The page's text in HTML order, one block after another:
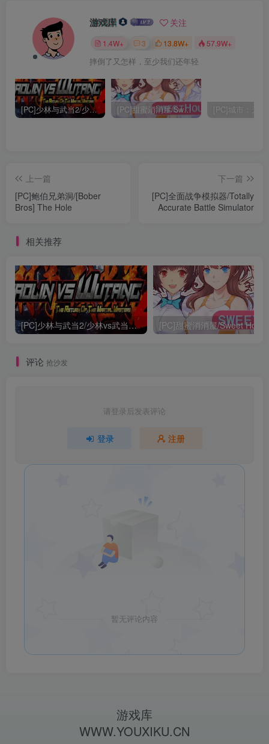
游戏库 关注
1.4W+ 3 13.8W+ 57.9W+
摔倒了又怎样，至少我们还年轻
[PC]少林与武当2/少林vs武当2/Shaolin vs Wutang 2 [PC]甜蜜消消屋/Sweet House
上一篇
[PC]鲍伯兄弟洞/[Bober
Bros] The Hole
下一篇
[PC]全面战争模拟器/Totally
Accurate Battle Simulator
相关推荐
[PC]少林与武当2/少林vs武当2/Shaolin vs Wutang 2 [PC]甜蜜消消屋/Sweet
评论 抢沙发
请登录后发表评论
登录 注册
暂无评论内容
游戏库
WWW.YOUXIKU.CN